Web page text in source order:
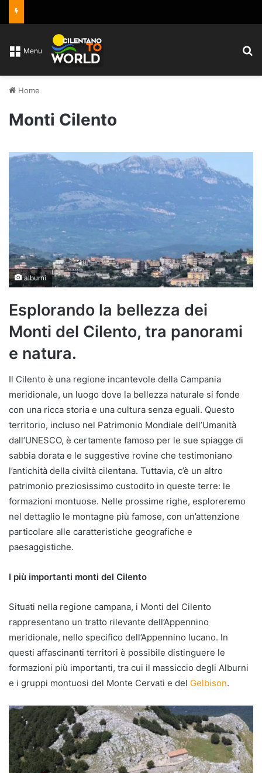
Menu
Home
Monti Cilento
alburni
Esplorando la bellezza dei
Monti del Cilento, tra panorami
e natura.
Il Cilento è una regione incantevole della Campania
meridionale, un luogo dove la bellezza naturale si fonde
con una ricca storia e una cultura senza eguali. Questo
territorio, incluso nel Patrimonio Mondiale dell’Umanità
dall’UNESCO, è certamente famoso per le sue spiagge di
sabbia dorata e le suggestive rovine che testimoniano
l’antichità della civiltà cilentana. Tuttavia, c’è un altro
patrimonio preziosissimo custodito in queste terre: le
formazioni montuose. Nelle prossime righe, esploreremo
nel dettaglio le montagne più famose, con un’attenzione
particolare alle caratteristiche geografiche e
paesaggistiche.
I più importanti monti del Cilento
Situati nella regione campana, i Monti del Cilento
rappresentano un tratto rilevante dell’Appennino
meridionale, nello specifico dell’Appennino lucano. In
questi affascinanti territori è possibile distinguere le
formazioni più importanti, tra cui il massiccio degli Alburni
e i gruppi montuosi del Monte Cervati e del Gelbison.